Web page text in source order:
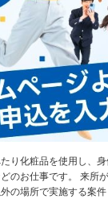
り化粧品を使用し、
のお仕事です。 来所
の場所で実施する案